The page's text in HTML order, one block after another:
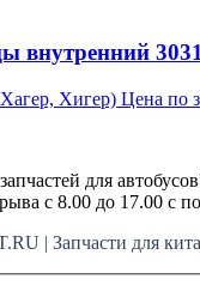
внутренний
Хигер) Цена по
для
с 8.00 до 17.00 с
| Запчасти для